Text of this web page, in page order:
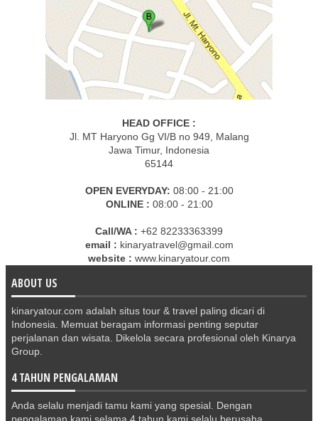
HEAD OFFICE :
Jl. MT Haryono Gg VI/B no 949, Malang
Jawa Timur, Indonesia
65144
OPEN EVERYDAY: 08:00 - 21:00
ONLINE : 08:00 - 21:00
Call/WA : +62 82233363399
email : kinaryatravel@gmail.com
website : www.kinaryatour.com
ABOUT US
kinaryatour.com adalah situs tour & travel paling dicari di
Indonesia. Memuat beragam informasi penting seputar
perjalanan dan wisata. Dikelola secara profesional oleh Kinarya
Group.
4 TAHUN PENGALAMAN
Anda selalu menjadi tamu kami yang spesial. Dengan
pengalaman kami selama 4 tahun kami selalu berusaha